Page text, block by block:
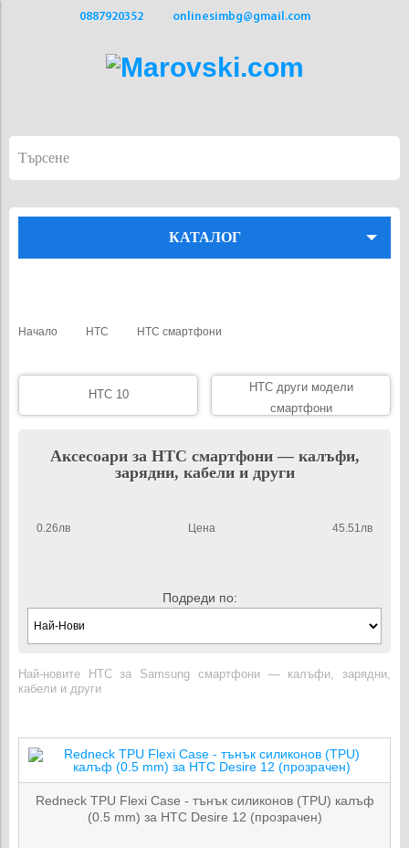
0887920352 onlinesimbg@gmail.com
КАТАЛОГ
Начало HTC HTC смартфони
HTC 10
HTC други модели
смартфони
Аксесоари за HTC смартфони — калъфи,
зарядни, кабели и други
0.26лв 45.51лв
Цена
Подреди по:
Най-новите HTC за Samsung смартфони — калъфи, зарядни,
кабели и други
Redneck TPU Flexi Case - тънък силиконов (TPU) калъф
(0.5 mm) за HTC Desire 12 (прозрачен)